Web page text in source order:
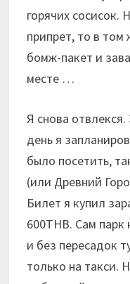
горячих сосисок.
припрет, то в том
бомж-пакет и
месте …
Я снова
день я
было посетить,
(или Древний
Билет я купил
600THB. Сам парк
и без пересадок
только на такси.